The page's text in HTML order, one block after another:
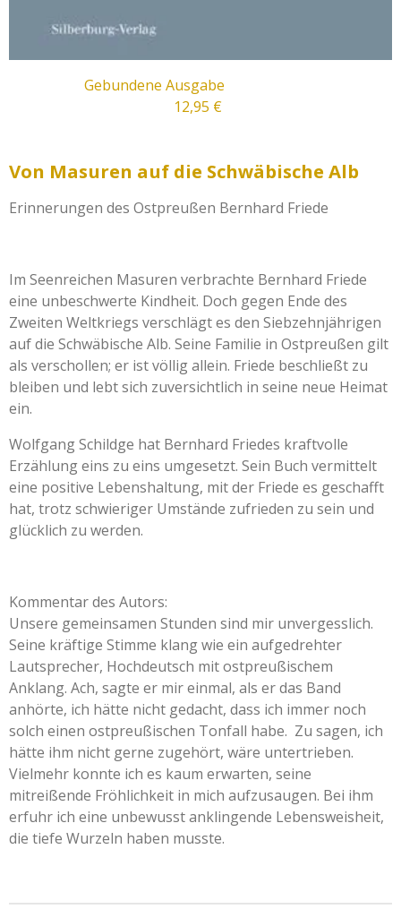
Gebundene Ausgabe
12,95 €
Von Masuren auf die Schwäbische Alb
Erinnerungen des Ostpreußen Bernhard Friede
Im Seenreichen Masuren verbrachte Bernhard Friede
eine unbeschwerte Kindheit. Doch gegen Ende des
Zweiten Weltkriegs verschlägt es den Siebzehnjährigen
auf die Schwäbische Alb. Seine Familie in Ostpreußen gilt
als verschollen; er ist völlig allein. Friede beschließt zu
bleiben und lebt sich zuversichtlich in seine neue Heimat
ein.
Wolfgang Schildge hat Bernhard Friedes kraftvolle
Erzählung eins zu eins umgesetzt. Sein Buch vermittelt
eine positive Lebenshaltung, mit der Friede es geschafft
hat, trotz schwieriger Umstände zufrieden zu sein und
glücklich zu werden.
Kommentar des Autors:
Unsere gemeinsamen Stunden sind mir unvergesslich.
Seine kräftige Stimme klang wie ein aufgedrehter
Lautsprecher, Hochdeutsch mit ostpreußischem
Anklang. Ach, sagte er mir einmal, als er das Band
anhörte, ich hätte nicht gedacht, dass ich immer noch
solch einen ostpreußischen Tonfall habe. Zu sagen, ich
hätte ihm nicht gerne zugehört, wäre untertrieben.
Vielmehr konnte ich es kaum erwarten, seine
mitreißende Fröhlichkeit in mich aufzusaugen. Bei ihm
erfuhr ich eine unbewusst anklingende Lebensweisheit,
die tiefe Wurzeln haben musste.